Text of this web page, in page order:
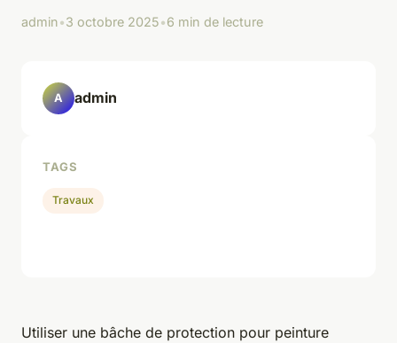
admin•3 octobre 2025•6 min de lecture
Utiliser une bâche de protection pour peinture
A admin
TAGS
Travaux